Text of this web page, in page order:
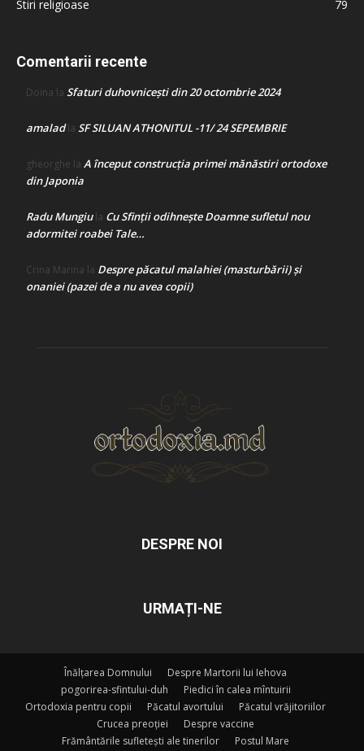
Stiri religioase
79
Comentarii recente
Doina la Sfaturi duhovnicești din 20 octombrie 2024
amaladla SF SILUAN ATHONITUL -11/ 24 SEPEMBRIE
gheorghe la A început construcţia primei mănăstiri ortodoxe
din Japonia
Radu Mungiula Cu Sfinții odihnește Doamne sufletul nou
adormitei roabei Tale…
Crina Marina la Despre păcatul malahiei (masturbării) şi
onaniei (pazei de a nu avea copii)
DESPRE NOI
URMAȚI-NE
Înălțarea Domnului
Despre Martorii lui Iehova
pogorirea-sfintului-duh
Piedici în calea mîntuirii
Ortodoxia pentru copii
Păcatul avortului
Păcatul vrăjitoriilor
Crucea preoției
Despre vaccine
Frământările sufletești ale tinerilor
Postul Mare